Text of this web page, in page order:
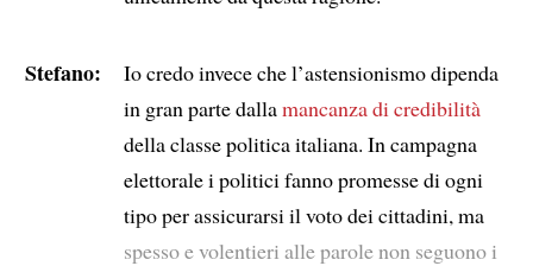
Stefano:
Io credo invece che l’astensionismo dipenda
in gran parte dallamancanza di credibilità
della classe politica italiana. In campagna
elettorale i politici fanno promesse di ogni
tipo per assicurarsi il voto dei cittadini, ma
spesso e volentieri alle parole non seguono i